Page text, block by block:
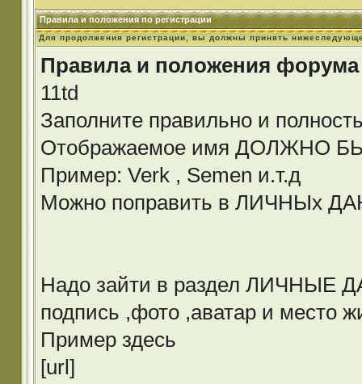
Правила и положения по регистрации
Для продолжения регистрации, вы должны принять
Правила и положения форума
11td
Заполните правильно и
Отображаемое имя ДОЛЖНО
Пример: Verk , Semen и.т.д
Можно поправить в ЛИЧНЫх
Надо зайти в раздел ЛИЧНЫЕ
подпись ,фото ,аватар и место
Пример здесь
[url]